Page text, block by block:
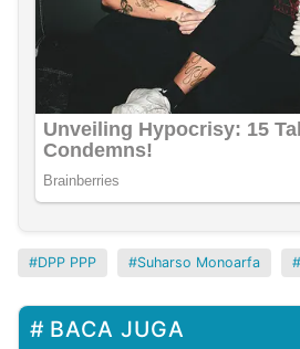
DPP PPP Suharso Monoarfa
BACA JUGA